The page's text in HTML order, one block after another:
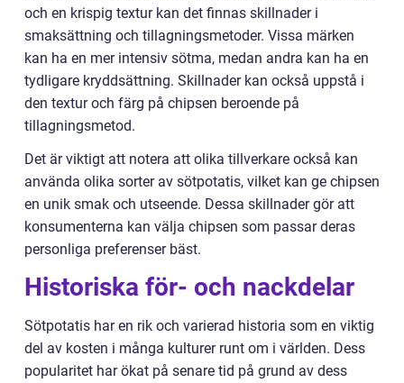
och en krispig textur kan det finnas skillnader i
smaksättning och tillagningsmetoder. Vissa märken
kan ha en mer intensiv sötma, medan andra kan ha en
tydligare kryddsättning. Skillnader kan också uppstå i
den textur och färg på chipsen beroende på
tillagningsmetod.
Det är viktigt att notera att olika tillverkare också kan
använda olika sorter av sötpotatis, vilket kan ge chipsen
en unik smak och utseende. Dessa skillnader gör att
konsumenterna kan välja chipsen som passar deras
personliga preferenser bäst.
Historiska för- och nackdelar
Sötpotatis har en rik och varierad historia som en viktig
del av kosten i många kulturer runt om i världen. Dess
popularitet har ökat på senare tid på grund av dess